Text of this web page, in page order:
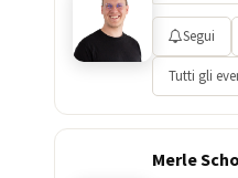
Segui
Tutti gli
Merle